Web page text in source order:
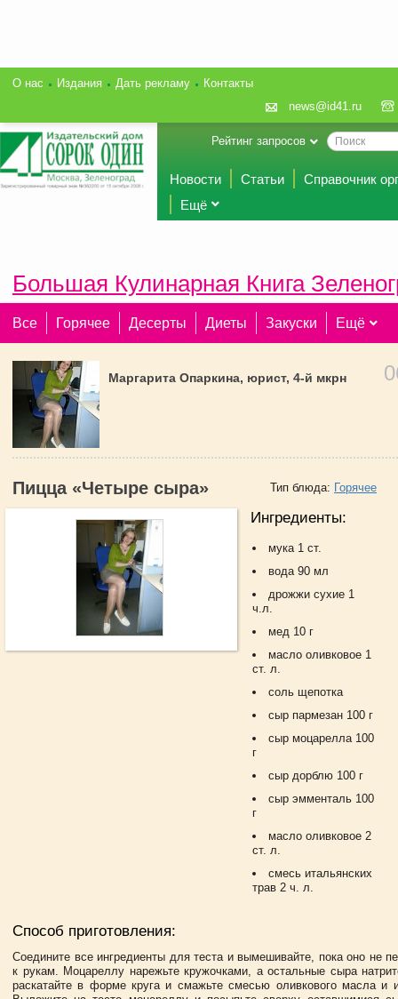
О нас Издания Дать рекламу
Контакты
news@id41.ru
Рейтинг запросов
Новости Статьи
Справочник
Ещё
Большая Кулинарная Книга
Все Горячее Десерты Диеты Закуски Ещё
Маргарита Опаркина, юрист, 4-й мкрн
Тип блюда: Горячее
Пицца «Четыре сыра»
Ингредиенты:
мука 1 ст.
вода 90 мл
дрожжи сухие 1
ч.л.
мед 10 г
масло оливковое 1
ст. л.
соль щепотка
сыр пармезан 100 г
сыр моцарелла 100
г
сыр дорблю 100 г
сыр эмменталь 100
г
масло оливковое 2
ст. л.
смесь итальянских
трав 2 ч. л.
Способ приготовления:
Соедините все ингредиенты для теста и вымешивайте, пока оно не
к рукам. Моцареллу нарежьте кружочками, а остальные сыра
раскатайте в форме круга и смажьте смесью оливкового масла и